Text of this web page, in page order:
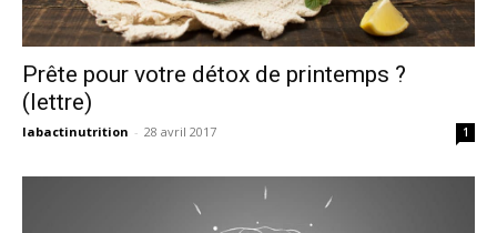
Prête pour votre détox de printemps ?
(lettre)
labactinutrition - 28 avril 2017 1